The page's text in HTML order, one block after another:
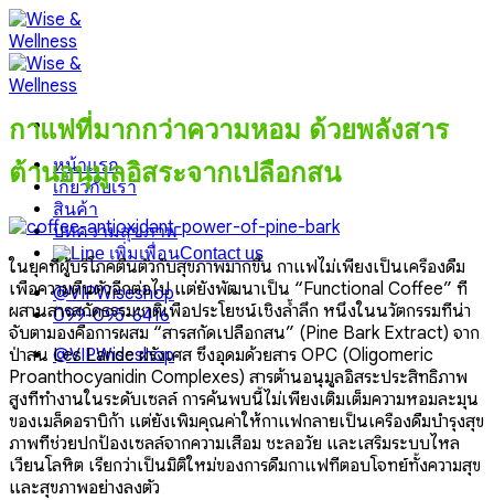
Skip
to
content
หน้าแรก
เกี่ยวกับเรา
สินค้า
บทความสุขภาพ
Contact us
@VIPWiseshop
099-095-6416
@VIPWiseshop
กาแฟที่มากกว่าความหอม ด้วยพลังสาร
ต้านอนุมูลอิสระจากเปลือกสน
ในยุคที่ผู้บริโภคตื่นตัวกับสุขภาพมากขึ้น กาแฟไม่เพียงเป็นเครื่องดื่ม
เพื่อความตื่นตัวอีกต่อไป แต่ยังพัฒนาเป็น “Functional Coffee” ที่
ผสานสารสกัดธรรมชาติเพื่อประโยชน์เชิงล้ำลึก หนึ่งในนวัตกรรมที่น่า
จับตามองคือการผสม “สารสกัดเปลือกสน” (Pine Bark Extract) จาก
ป่าสน Les Lande ฝรั่งเศส ซึ่งอุดมด้วยสาร OPC (Oligomeric
Proanthocyanidin Complexes) สารต้านอนุมูลอิสระประสิทธิภาพ
สูงที่ทำงานในระดับเซลล์การค้นพบนี้ไม่เพียงเติมเต็มความหอมละมุน
ของเมล็ดอราบิก้า แต่ยังเพิ่มคุณค่าให้กาแฟกลายเป็นเครื่องดื่มบำรุงสุข
ภาพที่ช่วยปกป้องเซลล์จากความเสื่อม ชะลอวัย และเสริมระบบไหล
เวียนโลหิต เรียกว่าเป็นมิติใหม่ของการดื่มกาแฟที่ตอบโจทย์ทั้งความสุข
และสุขภาพอย่างลงตัว